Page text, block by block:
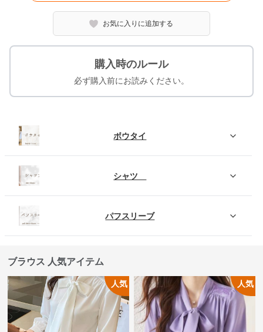
お気に入りに追加する
購入時のルール
必ず購入前にお読みください。
ボウタイ
シャツ
パフスリーブ
ブラウス 人気アイテム
人気 人気